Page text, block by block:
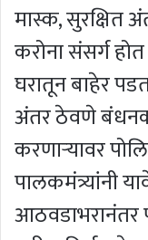
मास्क, सुरक्षित
करोना संसर्ग
घरातून बाहेर
अंतर ठेवणे
करणाऱ्यावर
पालकमंत्र्यांनी